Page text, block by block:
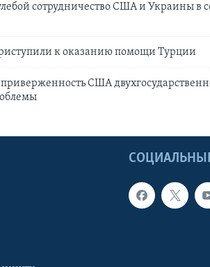
сотрудничество США и Украины в
к оказанию помощи Турции
США